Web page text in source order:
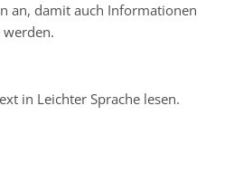
an, damit auch Informationen
in Leichter Sprache lesen.